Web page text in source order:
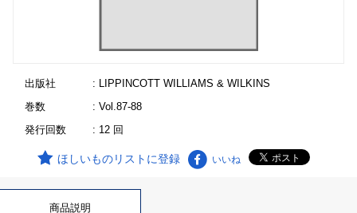
出版社
: LIPPINCOTT WILLIAMS & WILKINS
巻数
: Vol.87-88
発行回数
: 12 回
ほしいものリストに登録 いいね
商品説明